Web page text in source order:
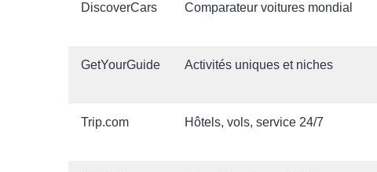
DiscoverCars Comparateur voitures mondial
GetYourGuide Activités uniques et niches
Trip.com Hôtels, vols, service 24/7